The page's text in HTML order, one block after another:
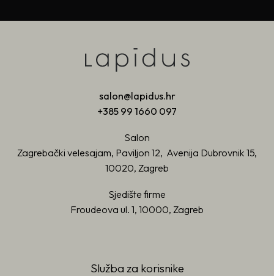
salon@lapidus.hr
+385 99 1660 097
Salon
Zagrebački velesajam, Paviljon 12, Avenija Dubrovnik 15,
10020, Zagreb
Sjedište firme
Froudeova ul. 1, 10000, Zagreb
Služba za korisnike